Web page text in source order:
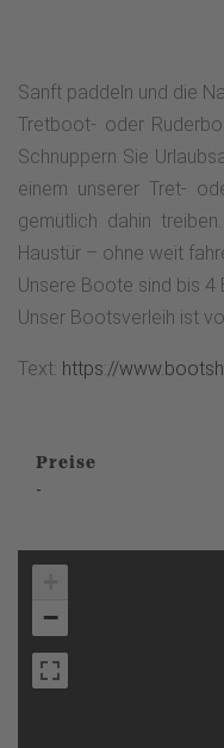
Sanft paddeln und die
Tretboot- oder
Schnuppern Sie
einem unserer Tret-
gemütlich dahin
Haustür – ohne weit
Unsere Boote sind bis 4
Unser Bootsverleih ist
Text: https://
Preise
-
−